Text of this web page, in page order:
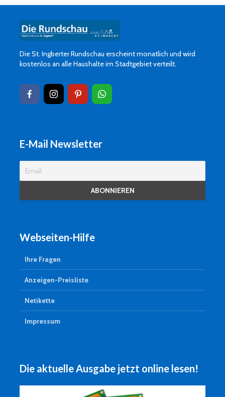
Die St. Ingberter Rundschau erscheint monatlich und wird
kostenlos an alle Haushalte im Stadtgebiet verteilt.
E-Mail Newsletter
Webseiten-Hilfe
Ihre Fragen
Anzeigen-Preisliste
Netikette
Impressum
Die aktuelle Ausgabe jetzt online lesen!